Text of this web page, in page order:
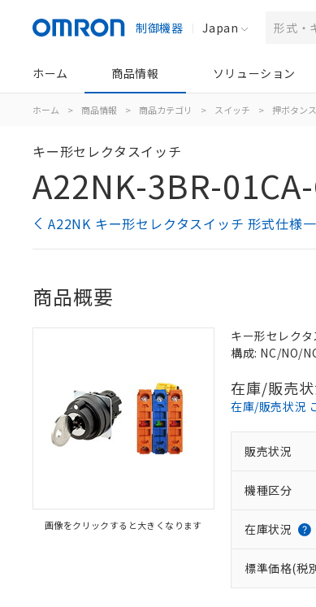
制御機器 Japan
ホーム 商品情報 ソリューション
ホーム > 商品情報 > 商品カテゴリ > スイッチ > 押ボタン
キー形セレクタスイッチ
A22NK-3BR-
A22NK キー形セレクタスイッチ 形式仕様
商品概要
画像をクリックすると大きくなります
キー形セレク
構成: NC/NO/
在庫/販売
在庫/販売状況
販売状況
機種区分
在庫状況
標準価格(税